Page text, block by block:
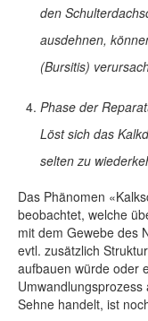
den
ausdehnen,
(Bursitis)
Phase der
Löst sich das
selten zu
Das Phänomen
beobachtet, welche
mit dem Gewebe des
evtl. zusätzlich
aufbauen würde oder
Sehne handelt, ist